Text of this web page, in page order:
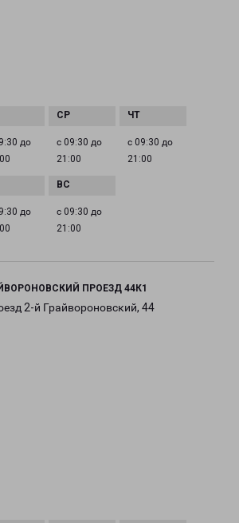
до
с 09:30 до
21:00
с 09:30 до
21:00
до
с 09:30 до
21:00
ПРОЕЗД 44К1
2-й Грайвороновский, 44